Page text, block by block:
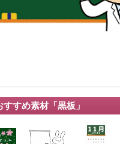
すすめ素材「黒板」